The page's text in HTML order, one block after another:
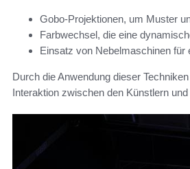
Gobo-Projektionen, um Muster
Farbwechsel, die eine
Einsatz von Nebelmaschinen für
Durch die Anwendung dieser
Interaktion zwischen den Künstlern